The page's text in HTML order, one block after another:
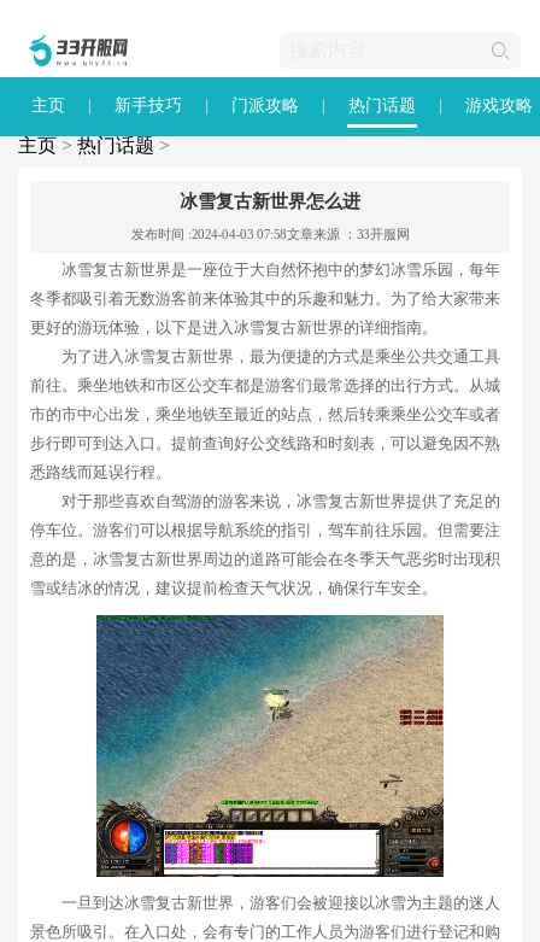
主页 新手技巧 门派攻略 热门话题 游戏攻略
主页 > 热门话题 >
冰雪复古新世界怎么进
发布时间 :2024-04-03 07:58文章来源 ：33开服网
冰雪复古新世界是一座位于大自然怀抱中的梦幻冰雪乐园，每年
冬季都吸引着无数游客前来体验其中的乐趣和魅力。为了给大家带来
更好的游玩体验，以下是进入冰雪复古新世界的详细指南。
为了进入冰雪复古新世界，最为便捷的方式是乘坐公共交通工具
前往。乘坐地铁和市区公交车都是游客们最常选择的出行方式。从城
市的市中心出发，乘坐地铁至最近的站点，然后转乘乘坐公交车或者
步行即可到达入口。提前查询好公交线路和时刻表，可以避免因不熟
悉路线而延误行程。
对于那些喜欢自驾游的游客来说，冰雪复古新世界提供了充足的
停车位。游客们可以根据导航系统的指引，驾车前往乐园。但需要注
意的是，冰雪复古新世界周边的道路可能会在冬季天气恶劣时出现积
雪或结冰的情况，建议提前检查天气状况，确保行车安全。
一旦到达冰雪复古新世界，游客们会被迎接以冰雪为主题的迷人
景色所吸引。在入口处，会有专门的工作人员为游客们进行登记和购